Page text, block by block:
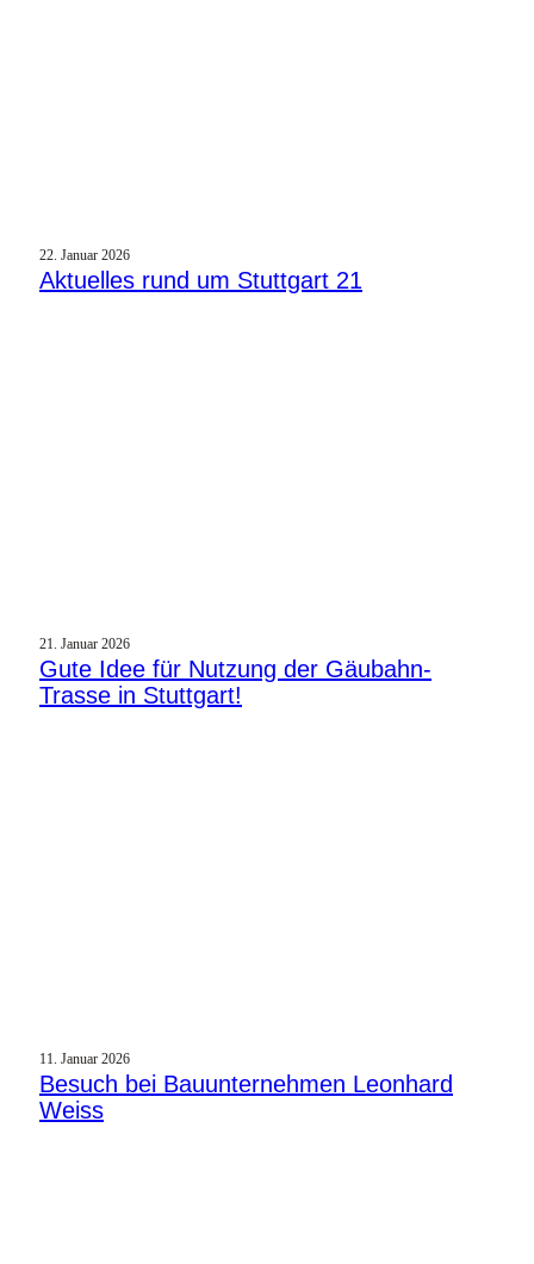
22. Januar 2026
Aktuelles rund um Stuttgart 21
21. Januar 2026
Gute Idee für Nutzung der Gäubahn-
Trasse in Stuttgart!
11. Januar 2026
Besuch bei Bauunternehmen Leonhard
Weiss